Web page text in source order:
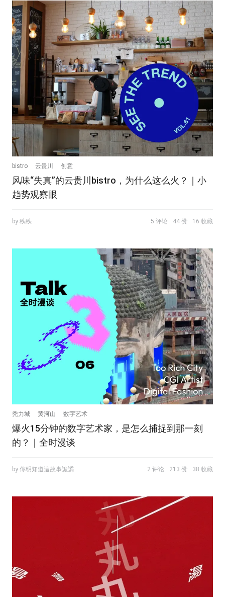
bistro 云贵川 创意
风味“失真”的云贵川bistro，为什么这么火？｜小
趋势观察眼
by 秩秩 5 评论 44 赞 16 收藏
秃力城 黄河山 数字艺术
爆火15分钟的数字艺术家，是怎么捕捉到那一刻
的？｜全时漫谈
by 你明知道這故事詭譎 2 评论 213 赞 38 收藏